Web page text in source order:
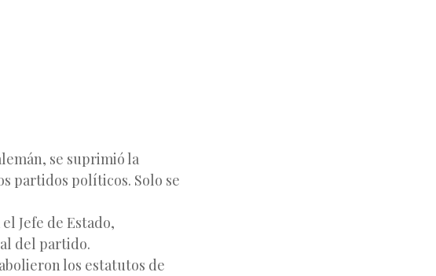
se suprimió la
partidos políticos. Solo se
Jefe de Estado,
del partido.
los estatutos de